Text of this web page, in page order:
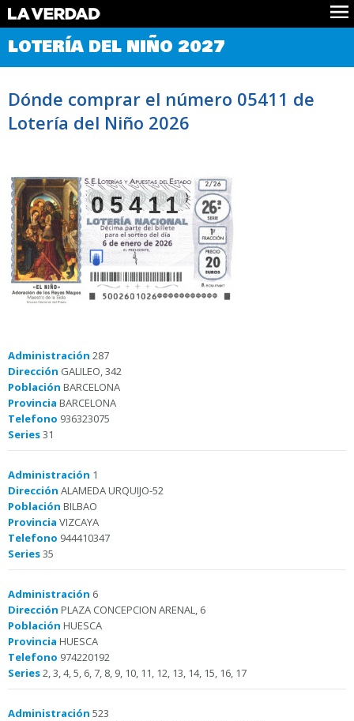
Comprobar Loteria del Niño
Premios
Noticias
Datos
LOTERÍA DEL NIÑO 2027
Dónde comprar el número 05411 de
Lotería del Niño 2026
05411
Administración 287
Dirección GALILEO, 342
Población BARCELONA
Provincia BARCELONA
Telefono 936323075
Series31
Administración 1
Dirección ALAMEDA URQUIJO-52
Población BILBAO
Provincia VIZCAYA
Telefono 944410347
Series35
Administración 6
Dirección PLAZA CONCEPCION ARENAL, 6
Población HUESCA
Provincia HUESCA
Telefono 974220192
Series2, 3, 4, 5, 6, 7, 8, 9, 10, 11, 12, 13, 14, 15, 16, 17
Administración 523